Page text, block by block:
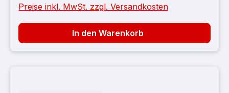
Preise inkl. MwSt. zzgl. Versandkosten
In den Warenkorb